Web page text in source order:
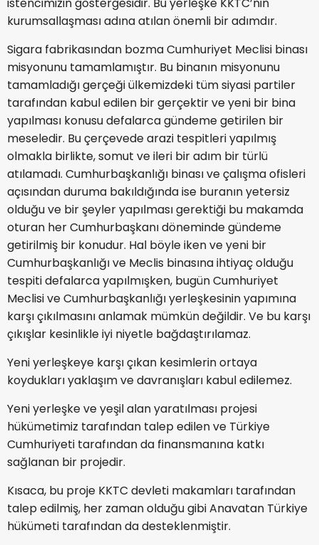
kurumsallaşması adına atılan önemli bir adımdır.
Sigara fabrikasından bozma Cumhuriyet Meclisi binası
misyonunu tamamlamıştır. Bu binanın misyonunu
tamamladığı gerçeği ülkemizdeki tüm siyasi partiler
tarafından kabul edilen bir gerçektir ve yeni bir bina
yapılması konusu defalarca gündeme getirilen bir
meseledir. Bu çerçevede arazi tespitleri yapılmış
olmakla birlikte, somut ve ileri bir adım bir türlü
atılamadı. Cumhurbaşkanlığı binası ve çalışma ofisleri
açısından duruma bakıldığında ise buranın yetersiz
olduğu ve bir şeyler yapılması gerektiği bu makamda
oturan her Cumhurbaşkanı döneminde gündeme
getirilmiş bir konudur. Hal böyle iken ve yeni bir
Cumhurbaşkanlığı ve Meclis binasına ihtiyaç olduğu
tespiti defalarca yapılmışken, bugün Cumhuriyet
Meclisi ve Cumhurbaşkanlığı yerleşkesinin yapımına
karşı çıkılmasını anlamak mümkün değildir. Ve bu karşı
çıkışlar kesinlikle iyi niyetle bağdaştırılamaz.
Yeni yerleşkeye karşı çıkan kesimlerin ortaya
koydukları yaklaşım ve davranışları kabul edilemez.
Yeni yerleşke ve yeşil alan yaratılması projesi
hükümetimiz tarafından talep edilen ve Türkiye
Cumhuriyeti tarafından da finansmanına katkı
sağlanan bir projedir.
Kısaca, bu proje KKTC devleti makamları tarafından
talep edilmiş, her zaman olduğu gibi Anavatan Türkiye
hükümeti tarafından da desteklenmiştir.